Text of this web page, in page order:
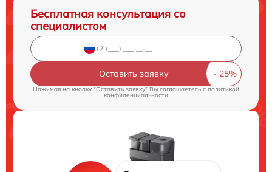
Бесплатная консультация со
специалистом
Оставить заявку
Нажимая на кнопку "Оставить заявку" Вы соглашаетесь cполитикой
конфиденциальности